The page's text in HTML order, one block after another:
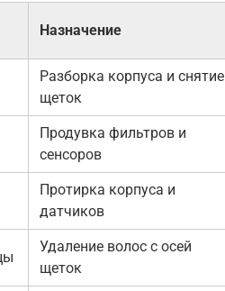
Назначение
Разборка корпуса и снятие
щеток
Продувка фильтров и
сенсоров
Протирка корпуса и
датчиков
Удаление волос с осей
щеток